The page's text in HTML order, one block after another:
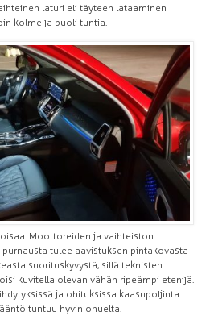
laturi eli täyteen lataaminen
kolme ja puoli tuntia.
Moottoreiden ja vaihteiston
tulee aavistuksen pintakovasta
suorituskyvystä, sillä teknisten
kuvitella olevan vähän ripeämpi etenijä.
ja ohituksissa kaasupoljinta
tuntuu hyvin ohuelta.